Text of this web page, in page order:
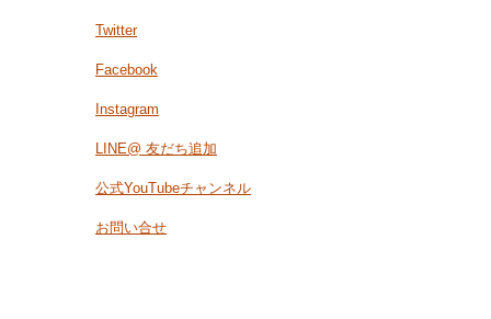
Twitter
Facebook
Instagram
LINE@ 友だち追加
公式YouTubeチャンネル
お問い合せ